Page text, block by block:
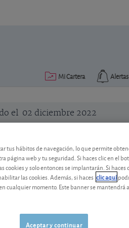
Alertas
Mi Cartera
el 02 diciembre 2022
para exprimir el
surcoreanas gozan de
tus hábitos de navegación, lo que permite
página web y tu seguridad. Si haces clic en el
y solo entonces se implantarán. Si haces
las cookies. Además, si haces clic aquí
cualquier momento. Este banner se mantendrá
Aceptar y continuar